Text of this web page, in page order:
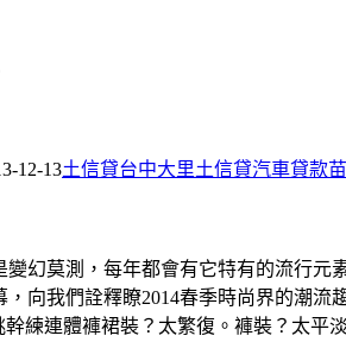
12-13土信貸台中大里土信貸汽車貸款
變幻莫測，每年都會有它特有的流行
向我們詮釋瞭2014春季時尚界的潮
練連體褲裙裝？太繁復。褲裝？太